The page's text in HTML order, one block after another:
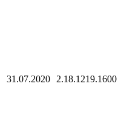
31.07.2020 2.18.1219.1600